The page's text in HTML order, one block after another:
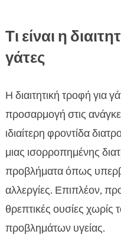
FAQ
Τι είναι η
γάτες
Η διαιτητική τροφή για
προσαρμογή στις
ιδιαίτερη φροντίδα
μιας ισορροπημένης
προβλήματα όπως
αλλεργίες. Επιπλέον,
θρεπτικές ουσίες χωρίς
προβλημάτων υγείας.